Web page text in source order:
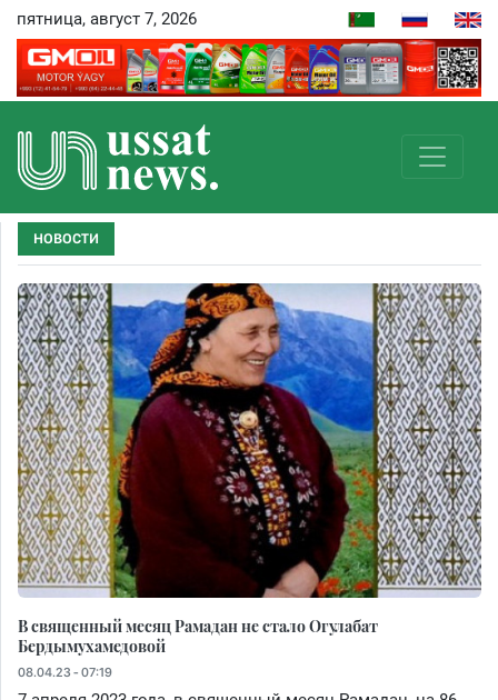
пятница, август 7, 2026
НОВОСТИ
В священный месяц Рамадан не стало Огулабат
Бердымухамедовой
08.04.23 - 07:19